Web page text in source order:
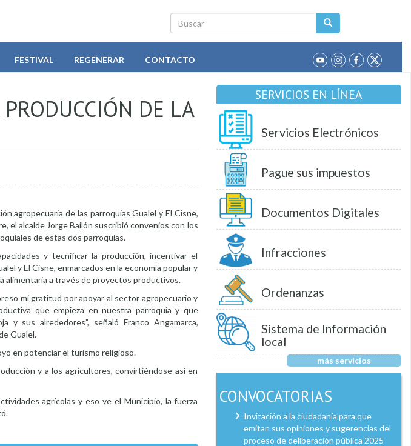
Buscar
FESTIVAL REGENERAR CONTACTO
DE LA
agropecuaria de las parroquias Gualel y El Cisne,
el alcalde Jorge Bailón suscribió convenios con los
de estas dos parroquias.
y tecnificar la producción, incentivar el
y El Cisne, enmarcados en la economía popular y
alimentaria a través de proyectos productivos.
mi gratitud por apoyar al sector agropecuario y
que empieza en nuestra parroquia y que
y sus alrededores”, señaló Franco Angamarca,
Gualel.
en potenciar el turismo religioso.
y a los agricultores, convirtiéndose así en
agrícolas y eso ve el Municipio, la fuerza
SERVICIOS EN LÍNEA
Servicios Electrónicos
Pague sus impuestos
Documentos Digitales
Infracciones
Ordenanzas
Sistema de Información
local
más servicios
CONVOCATORIAS
Invitación a la ciudadanía para que
emitan sus opiniones y sugerencias del
proceso de deliberación pública 2025